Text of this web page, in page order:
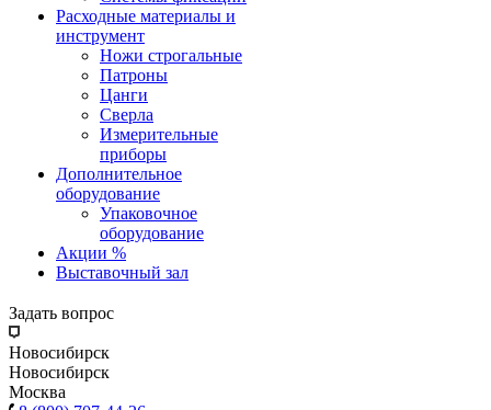
Расходные материалы и
инструмент
Ножи строгальные
Патроны
Цанги
Сверла
Измерительные
приборы
Дополнительное
оборудование
Упаковочное
оборудование
Акции %
Выставочный зал
Задать вопрос
Новосибирск
Новосибирск
Москва